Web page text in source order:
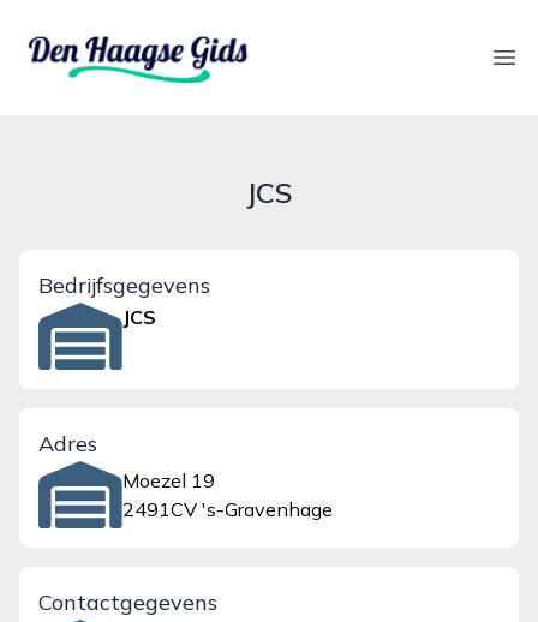
denhaagsegids.nl
JCS
Bedrijfsgegevens
JCS
Adres
Moezel 19
2491CV 's-Gravenhage
Contactgegevens